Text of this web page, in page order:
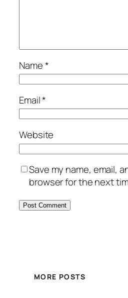
Name*
Email*
Website
Save my name, email,
browser for the next
MORE POSTS